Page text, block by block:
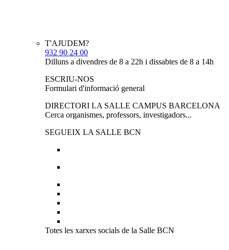
T'AJUDEM?
932 90 24 00
Dilluns a divendres de 8 a 22h i dissabtes de 8 a 14h
ESCRIU-NOS
Formulari d'informació general
DIRECTORI LA SALLE CAMPUS BARCELONA
Cerca organismes, professors, investigadors...
SEGUEIX LA SALLE BCN
Totes les xarxes socials de la Salle BCN